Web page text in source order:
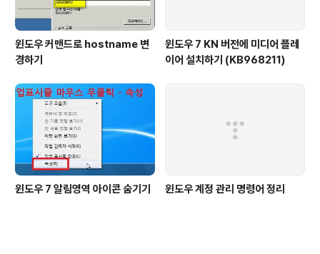
윈도우 커맨드로 hostname 변
경하기
윈도우 7 KN 버전에 미디어 플레
이어 설치하기 (KB968211)
윈도우 7 알림영역 아이콘 숨기기 윈도우 계정 관리 명령어 정리